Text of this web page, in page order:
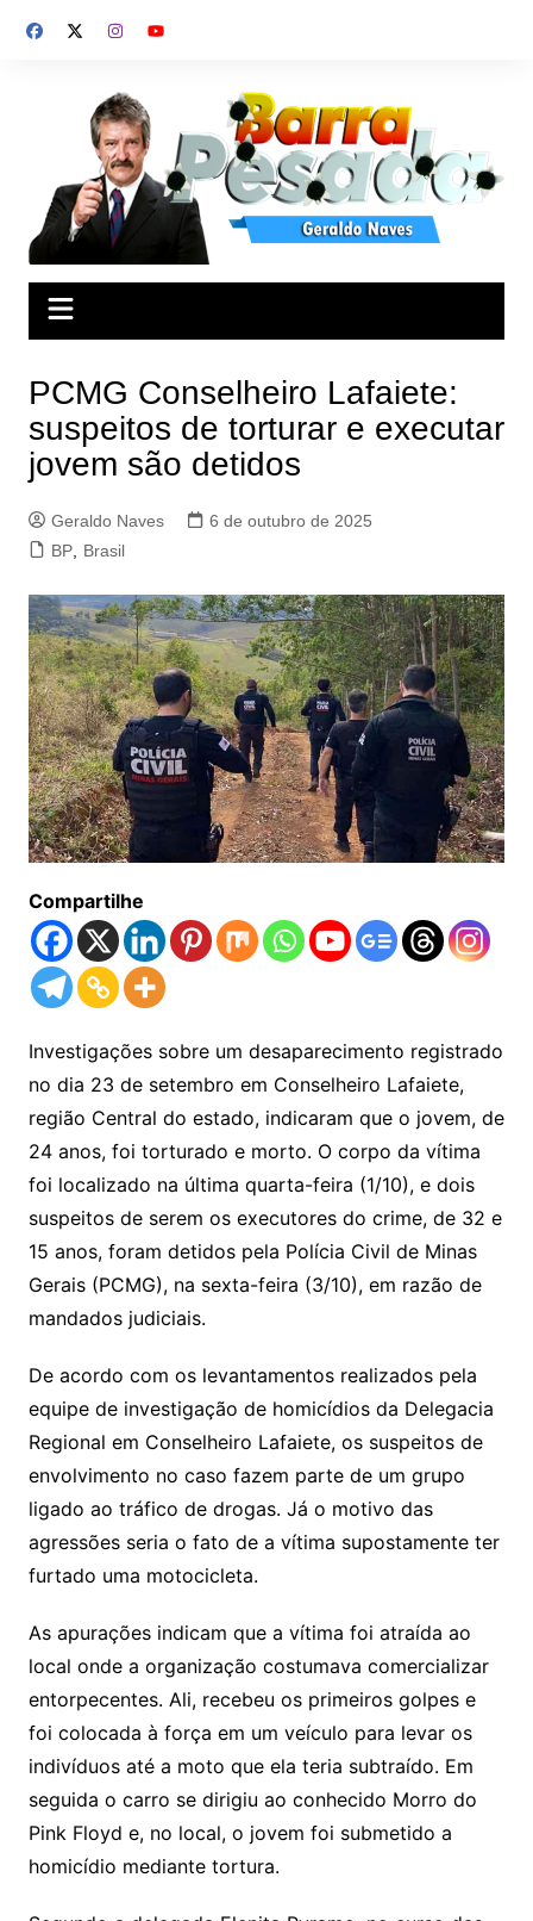
para
PCMG Conselheiro Lafaiete:
suspeitos de torturar e executar
jovem são detidos
Geraldo Naves
6 de outubro de 2025
BP, Brasil
Compartilhe
Investigações sobre um desaparecimento registrado
no dia 23 de setembro em Conselheiro Lafaiete,
região Central do estado, indicaram que o jovem, de
24 anos, foi torturado e morto. O corpo da vítima
foi localizado na última quarta-feira (1/10), e dois
suspeitos de serem os executores do crime, de 32 e
15 anos, foram detidos pela Polícia Civil de Minas
Gerais (PCMG), na sexta-feira (3/10), em razão de
mandados judiciais.
De acordo com os levantamentos realizados pela
equipe de investigação de homicídios da Delegacia
Regional em Conselheiro Lafaiete, os suspeitos de
envolvimento no caso fazem parte de um grupo
ligado ao tráfico de drogas. Já o motivo das
agressões seria o fato de a vítima supostamente ter
furtado uma motocicleta.
As apurações indicam que a vítima foi atraída ao
local onde a organização costumava comercializar
entorpecentes. Ali, recebeu os primeiros golpes e
foi colocada à força em um veículo para levar os
indivíduos até a moto que ela teria subtraído. Em
seguida o carro se dirigiu ao conhecido Morro do
Pink Floyd e, no local, o jovem foi submetido a
homicídio mediante tortura.